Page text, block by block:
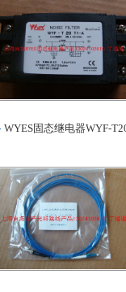
WYES固态继电器WYF-